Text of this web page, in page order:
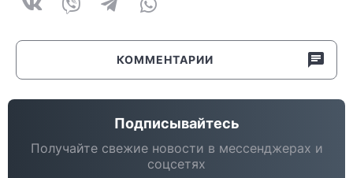
КОММЕНТАРИИ
Подписывайтесь
Получайте свежие новости в мессенджерах и
соцсетях